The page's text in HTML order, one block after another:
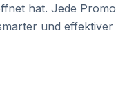
hat. Jede
und